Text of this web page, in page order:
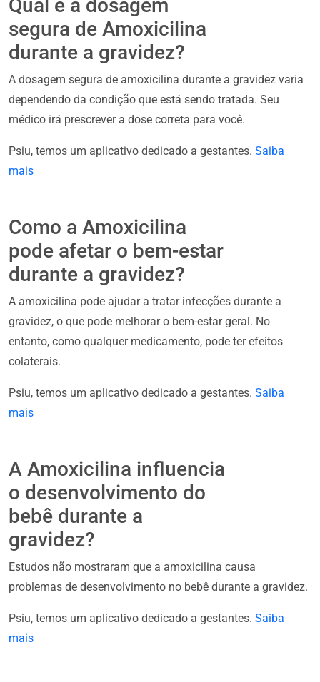
Qual é a dosagem
segura de Amoxicilina
durante a gravidez?
A dosagem segura de amoxicilina durante a gravidez varia
dependendo da condição que está sendo tratada. Seu
médico irá prescrever a dose correta para você.
Psiu, temos um aplicativo dedicado a gestantes. Saiba
mais
Como a Amoxicilina
pode afetar o bem-estar
durante a gravidez?
A amoxicilina pode ajudar a tratar infecções durante a
gravidez, o que pode melhorar o bem-estar geral. No
entanto, como qualquer medicamento, pode ter efeitos
colaterais.
Psiu, temos um aplicativo dedicado a gestantes. Saiba
mais
A Amoxicilina influencia
o desenvolvimento do
bebê durante a
gravidez?
Estudos não mostraram que a amoxicilina causa
problemas de desenvolvimento no bebê durante a gravidez.
Psiu, temos um aplicativo dedicado a gestantes. Saiba
mais